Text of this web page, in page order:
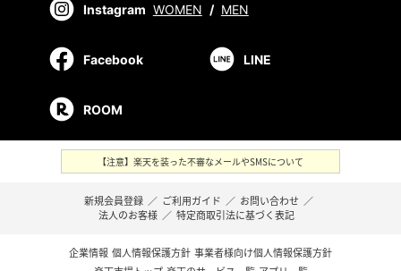
Instagram WOMEN / MEN
Facebook LINE
ROOM
【注意】楽天を装った不審なメールやSMSについて
新規会員登録 ／ ご利用ガイド ／ お問い合わせ ／
法人のお客様 ／ 特定商取引法に基づく表記
企業情報 個人情報保護方針 事業者様向け個人情報保護方針